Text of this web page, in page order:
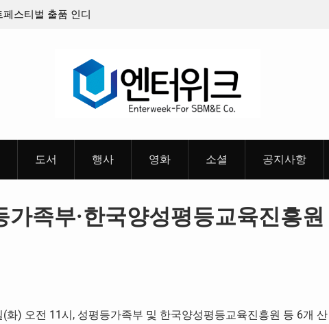
출품 인디
판타지 케이팝 애니메이션 ‘고스트밴드’ 8월 26일(수)
도서 행사 영화 소셜 공지사항
족부·한국양성평등교육진흥원
) 오전 11시, 성평등가족부 및 한국양성평등교육진흥원 등 6개 산